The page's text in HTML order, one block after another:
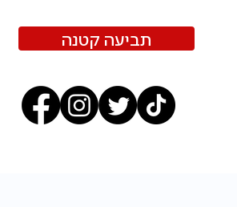
תביעה קטנה